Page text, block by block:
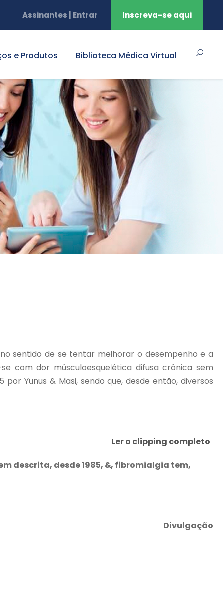
Assinantes | Entrar Inscreva-se aqui
e Produtos Biblioteca Médica Virtual
sentido de se tentar melhorar o desempenho e a
com dor músculoesquelética difusa crônica sem
Yunus & Masi, sendo que, desde então, diversos
Ler o clipping completo
descrita, desde 1985, &, fibromialgia tem,
Divulgação